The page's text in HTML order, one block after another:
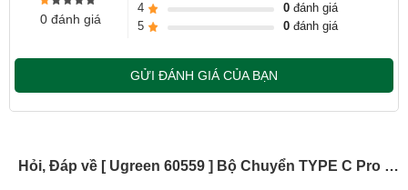
0 đánh giá
4
0đánh giá
5
0đánh giá
GỬI ĐÁNH GIÁ CỦA BẠN
Hỏi, Đáp về [ Ugreen 60559 ] Bộ Chuyển TYPE C Pro Hub 4K cho Macbook Pro / Air 16 " / 15" / 13" 100W sạc PD + 4K HDMI +